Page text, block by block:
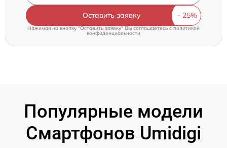
Оставить заявку
Нажимая на кнопку "Оставить заявку" Вы соглашаетесь c политикой
конфиденциальности
Популярные модели
Смартфонов Umidigi